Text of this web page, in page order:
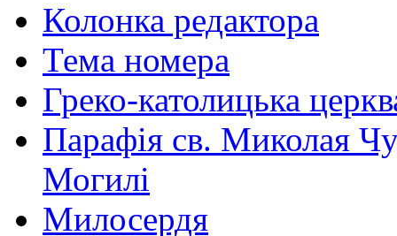
Колонка редактора
Тема номера
Греко-католицька
Парафія св. Миколая
Могилі
Милосердя